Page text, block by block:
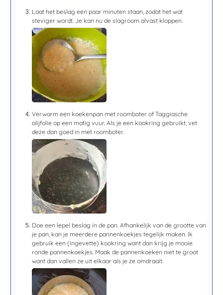
Laat het beslag een paar minuten staan, zodat het wat
steviger wordt. Je kan nu de slagroom alvast kloppen.
Verwarm een koekenpan met roomboter of Taggiasche
olijfolie op een matig vuur. Als je een kookring gebruikt, vet
deze dan goed in met roomboter.
Doe een lepel beslag in de pan. Afhankelijk van de grootte van
je pan, kan je meerdere pannenkoekjes tegelijk maken. Ik
gebruik een (ingevette) kookring want dan krijg je mooie
ronde pannenkoekjes. Maak de pannenkoeken niet te groot
want dan vallen ze uit elkaar als je ze omdraait.